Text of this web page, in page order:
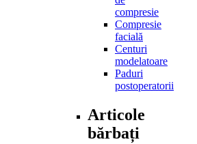
compresie
Compresie
facială
Centuri
modelatoare
Paduri
postoperatorii
Articole
bărbați